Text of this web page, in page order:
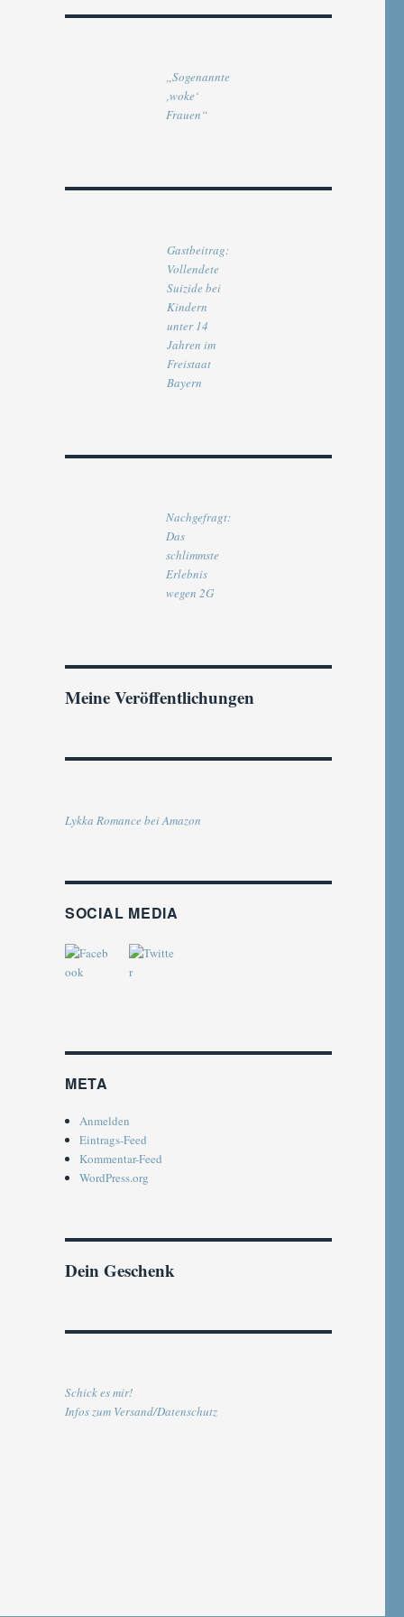
„Sogenannte
‚woke‘
Frauen“
Gastbeitrag:
Vollendete
Suizide bei
Kindern
unter 14
Jahren im
Freistaat
Bayern
Nachgefragt:
Das
schlimmste
Erlebnis
wegen 2G
Meine Veröffentlichungen
Lykka Romance bei Amazon
SOCIAL MEDIA
META
Anmelden
Eintrags-Feed
Kommentar-Feed
WordPress.org
Dein Geschenk
Schick es mir!
Infos zum Versand/Datenschutz